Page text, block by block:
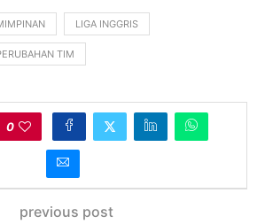
LIGA INGGRIS
TIM
0
previous post